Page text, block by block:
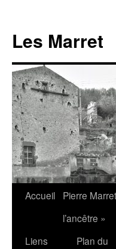
contenu
Les Marret
Accueil
Pierre
l’ancêtre »
Liens
Plan du